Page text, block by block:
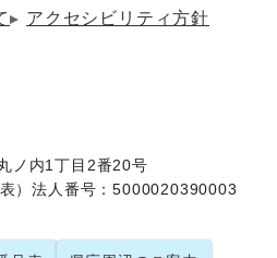
アクセシビリティ方針
ノ内1丁目2番20号
）法人番号：5000020390003